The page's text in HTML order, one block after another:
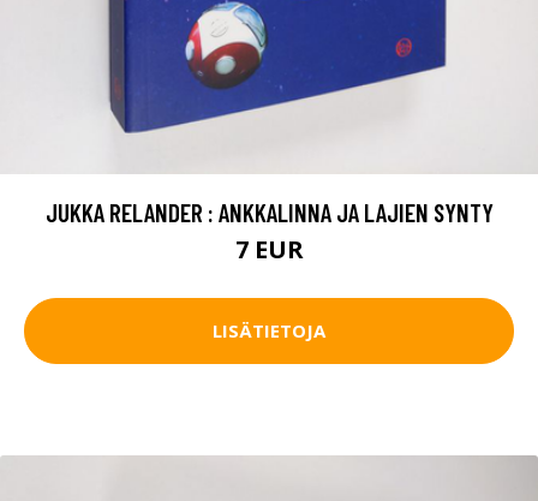
JUKKA RELANDER : ANKKALINNA JA LAJIEN SYNTY
7 EUR
LISÄTIETOJA